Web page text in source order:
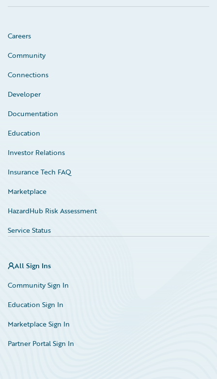
Careers
Community
Connections
Developer
Documentation
Education
Investor Relations
Insurance Tech FAQ
Marketplace
HazardHub Risk Assessment
Service Status
All Sign Ins
Community Sign In
Education Sign In
Marketplace Sign In
Partner Portal Sign In